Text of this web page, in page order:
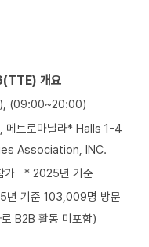
개요
(09:00~20:00)
메트로마닐라* Halls 1-4
Association, INC.
가 * 2025년 기준
기준 103,009명 방문
B2B 활동 미포함)